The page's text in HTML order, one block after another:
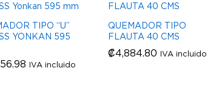
TIPO “U”
YONKAN 595
IVA incluido
QUEMADOR TIPO
FLAUTA 40 CMS
₡4,884.80 IVA incluido
₡4,884.80